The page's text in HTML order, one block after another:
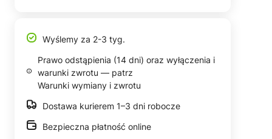
Wyślemy za 2-3 tyg.
Prawo odstąpienia (14 dni) oraz wyłączenia i
warunki zwrotu — patrz
Warunki wymiany i zwrotu
Dostawa kurierem 1–3 dni robocze
Bezpieczna płatność online